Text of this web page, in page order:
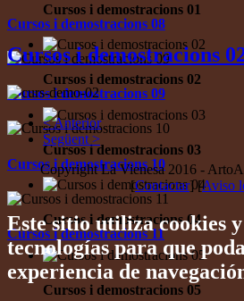
Cursos i demostracions 08
Cursos i demostracions 09
Cursos i demostracions 10
Cursos i demostracions 11
Cursos i demostracions 01
Cursos i demostracions 02
Cursos i demostracions 03
Cursos i demostracions 04
Cursos i demostracions 05
Cursos i demostracions
< Anterior
Següent >
Copyright La Vienesa 2016 -
[Contactar] [Aviso
Este sitio utiliza cookies
tecnologías para que
experiencia de